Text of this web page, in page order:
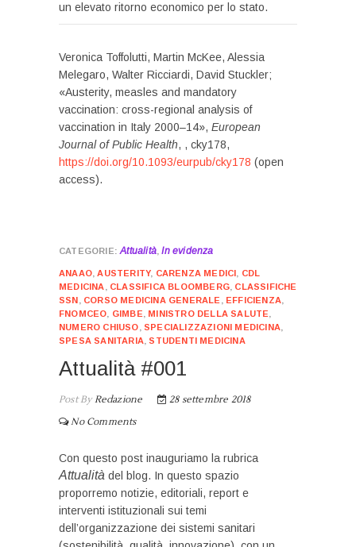
un elevato ritorno economico per lo stato.
Veronica Toffolutti, Martin McKee, Alessia
Melegaro, Walter Ricciardi, David Stuckler;
«Austerity, measles and mandatory
vaccination: cross-regional analysis of
vaccination in Italy 2000–14», European
Journal of Public Health, , cky178,
https://doi.org/10.1093/eurpub/cky178 (open
access).
Attualità,In evidenza
ANAAO,AUSTERITY, CARENZA MEDICI , CDL
MEDICINA, CLASSIFICA BLOOMBERG, CLASSIFICHE
SSN , CORSO MEDICINA GENERALE, EFFICIENZA,
FNOMCEO, GIMBE, MINISTRO DELLA SALUTE,
NUMERO CHIUSO,SPECIALIZZAZIONI MEDICINA,
SPESA SANITARIA,STUDENTI MEDICINA
Attualità #001
Post ByRedazione
28 settembre 2018
No Comments
Con questo post inauguriamo la rubrica
Attualità del blog. In questo spazio
proporremo notizie, editoriali, report e
interventi istituzionali sui temi
dell’organizzazione dei sistemi sanitari